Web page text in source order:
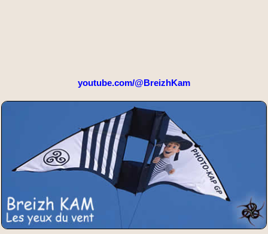
youtube.com/@BreizhKam